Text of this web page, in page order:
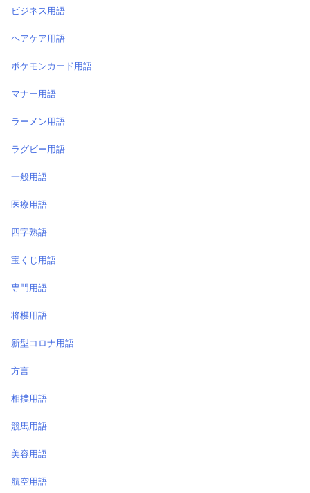
ビジネス用語
ヘアケア用語
ポケモンカード用語
マナー用語
ラーメン用語
ラグビー用語
一般用語
医療用語
四字熟語
宝くじ用語
専門用語
将棋用語
新型コロナ用語
方言
相撲用語
競馬用語
美容用語
航空用語